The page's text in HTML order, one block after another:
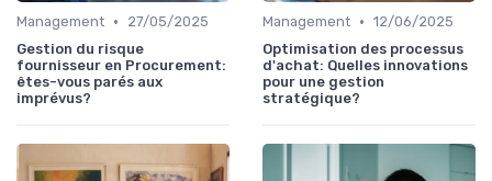
Management •
27/05/2025
Gestion du risque
fournisseur en Procurement:
êtes-vous parés aux
imprévus?
Management • 12/06/2025
Optimisation des processus
d'achat: Quelles innovations
pour une gestion
stratégique?